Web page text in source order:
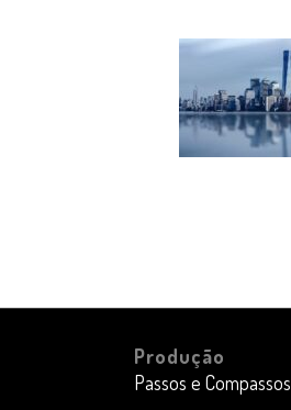
Produção
Passos e Compassos